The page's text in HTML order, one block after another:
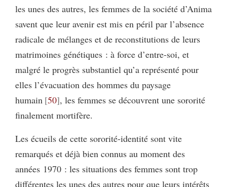
les unes des autres, les femmes de la société d’Anima
savent que leur avenir est mis en péril par l’absence
radicale de mélanges et de reconstitutions de leurs
matrimoines génétiques : à force d’entre-soi, et
malgré le progrès substantiel qu’a représenté pour
elles l’évacuation des hommes du paysage
humain 50 , les femmes se découvrent une sororité
finalement mortifère.
Les écueils de cette sororité-identité sont vite
remarqués et déjà bien connus au moment des
années 1970 : les situations des femmes sont trop
différentes les unes des autres pour que leurs intérêts